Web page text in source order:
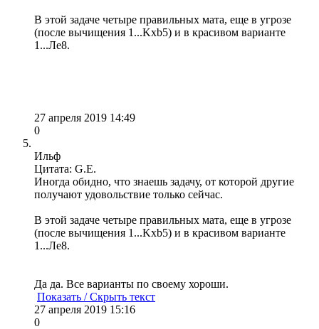
В этой задаче четыре правильных мата, еще в угрозе
(после вычищения 1...Kxb5) и в красивом варианте
1...Ле8.
27 апреля 2019 14:49
0
Ильф
Цитата: G.E.
Иногда обидно, что знаешь задачу, от которой другие
получают удовольствие только сейчас.
В этой задаче четыре правильных мата, еще в угрозе
(после вычищения 1...Kxb5) и в красивом варианте
1...Ле8.
Да да. Все варианты по своему хороши.
Показать / Скрыть текст
27 апреля 2019 15:16
0